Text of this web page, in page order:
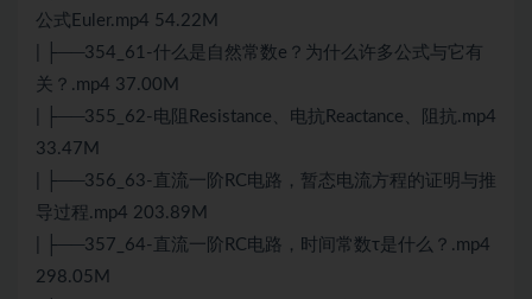
公式Euler.mp4 54.22M
| ├──354_61-什么是自然常数e？为什么许多公式与它有
关？.mp4 37.00M
| ├──355_62-电阻Resistance、电抗Reactance、阻抗.mp4
33.47M
| ├──356_63-直流一阶RC电路，暂态电流方程的证明与推
导过程.mp4 203.89M
| ├──357_64-直流一阶RC电路，时间常数τ是什么？.mp4
298.05M